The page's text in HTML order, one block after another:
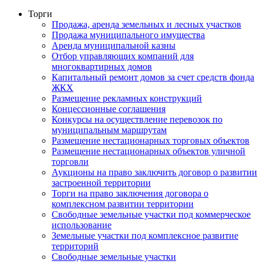
Торги
Продажа, аренда земельных и лесных участков
Продажа муниципального имущества
Аренда муниципальной казны
Отбор управляющих компаний для
многоквартирных домов
Капитальный ремонт домов за счет средств фонда
ЖКХ
Размещение рекламных конструкций
Концессионные соглашения
Конкурсы на осуществление перевозок по
муниципальным маршрутам
Размещение нестационарных торговых объектов
Размещение нестационарных объектов уличной
торговли
Аукционы на право заключить договор о развитии
застроенной территории
Торги на право заключения договора о
комплексном развитии территории
Свободные земельные участки под коммерческое
использование
Земельные участки под комплексное развитие
территорий
Свободные земельные участки